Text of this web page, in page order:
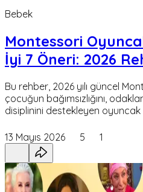
Bebek
Montessori
İyi 7 Öneri: 2026
Bu rehber, 2026 yılı güncel
çocuğun bağımsızlığını,
disiplinini destekleyen
13 Mayıs 2026 5 1